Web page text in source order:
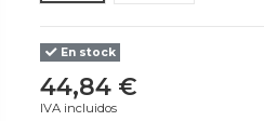
En stock
44,84 €
IVA incluidos